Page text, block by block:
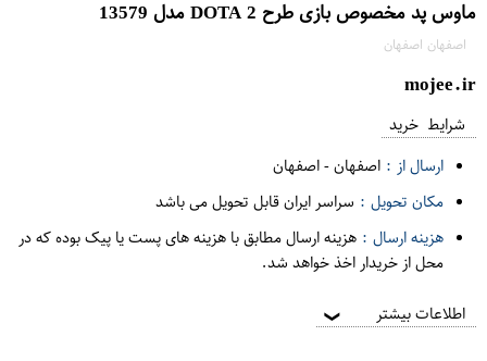
ماوس پد مخصوص بازی طرح DOTA 2 مدل 13579
اصفهان اصفهان
mojee.ir
شرایط خرید
ارسال از : اصفهان-اصفهان
مکان تحویل : سراسر ایران قابل تحویل می باشد
هزینه ارسال : هزینه ارسال مطابق با هزینه های پست یا پیک بوده که در
محل از خریدار اخذ خواهد شد.
اطلاعات بیشتر ❯